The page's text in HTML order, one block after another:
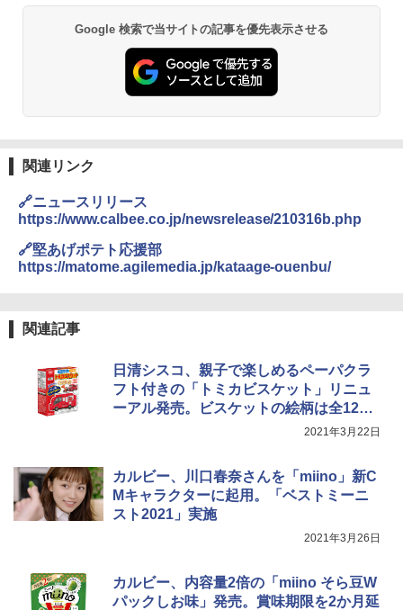
【公式】ブタメン とんこつ味 35g×15個
| 業務用 夜食 カップラーメン ミニカップ
麺 小腹 インスタント アウトドアにも ロ
ーリングストック 大人買い おやつカン
パニー
3
￥2,323
4
￥3,248
えめ 75g×12個
￥2,885
洗米モード 保温 予約機能 ブラック AMR
C-10M(B)
￥30,280
￥26,800
ジ 石窯ドーム ER-D80A(K) ブラック 25
0℃ 1段調理 フラットテーブル 電子レン
ジ 赤外線センサー ノンフライ調理 簡単
お手入れ 小型 新生活 一人暮らし 二人暮
Google 検索で当サイトの記事を優先表示させる
関連リンク
🔗ニュースリリース
https://www.calbee.co.jp/newsrelease/210316b.php
🔗堅あげポテト応援部
https://matome.agilemedia.jp/kataage-ouenbu/
関連記事
日清シスコ、親子で楽しめるペーパクラ
フト付きの「トミカビスケット」リニュ
ーアル発売。ビスケットの絵柄は全12種
2021年3月22日
カルビー、川口春奈さんを「miino」新C
Mキャラクターに起用。「ベストミーニ
スト2021」実施
2021年3月26日
カルビー、内容量2倍の「miino そら豆W
パックしお味」発売。賞味期限を2か月延